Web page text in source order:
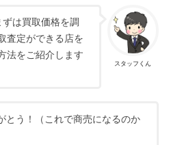
スタッフくん
は買取価格を調
査定ができる店を
法をご紹介します
とう！（これで商売になるのか